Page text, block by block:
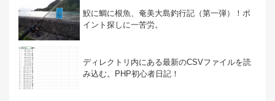
鮫に鯛に根魚、奄美大島釣行記（第一弾）！ポ
イント探しに一苦労。
ディレクトリ内にある最新のCSVファイルを読
み込む。PHP初心者日記！